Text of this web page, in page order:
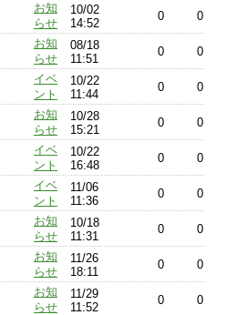
お知
らせ
10/02
14:52
0 0
お知
らせ
08/18
11:51
0 0
イベ
ント
10/22
11:44
0 0
お知
らせ
10/28
15:21
0 0
イベ
ント
10/22
16:48
0 0
イベ
ント
11/06
11:36
0 0
お知
らせ
10/18
11:31
0 0
お知
らせ
11/26
18:11
0 0
お知
らせ
11/29
11:52
0 0